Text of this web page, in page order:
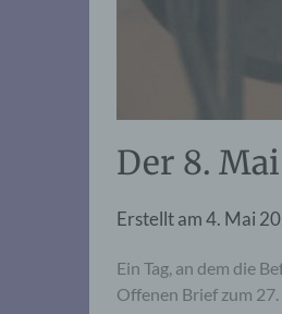
Der 8.
Erstellt am4. Mai
Ein Tag, an dem die
Offenen Brief zum